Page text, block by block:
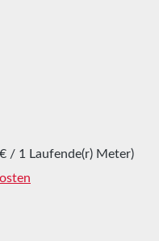
/ 1 Laufende(r) Meter)